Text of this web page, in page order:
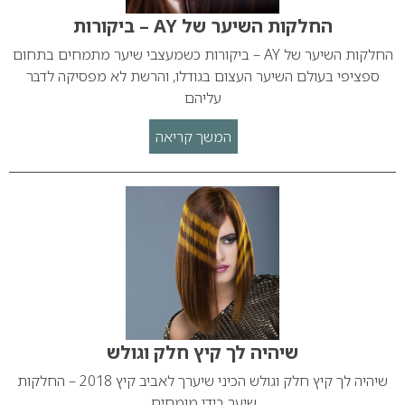
החלקות השיער של AY – ביקורות
החלקות השיער של AY – ביקורות כשמעצבי שיער מתמחים בתחום
ספציפי בעולם השיער העצום בגודלו, והרשת לא מפסיקה לדבר
עליהם
המשך קריאה
שיהיה לך קיץ חלק וגולש
שיהיה לך קיץ חלק וגולש הכיני שיערך לאביב קיץ 2018 – החלקות